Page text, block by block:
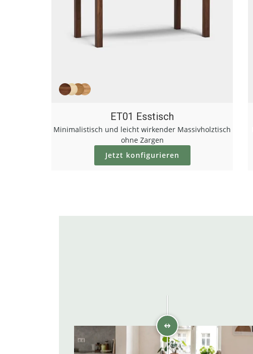
VORHER
ET01 Esstisch
Minimalistisch und leicht wirkender Massivholztisch
ohne Zargen
Jetzt konfigurieren